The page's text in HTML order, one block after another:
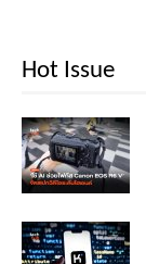
Hot Issue